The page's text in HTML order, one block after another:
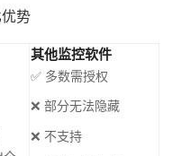
势
其他监控软件
✅ 多数需授权
❌ 部分无法隐藏
❌ 不支持